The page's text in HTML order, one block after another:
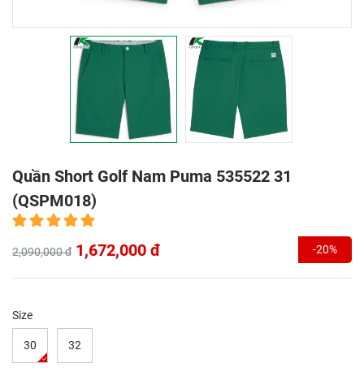
Quần Short Golf Nam Puma 535522 31
(QSPM018)
2,090,000 đ 1,672,000 đ -20%
Size
30 32